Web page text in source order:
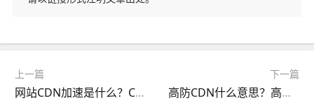
上一篇
网站CDN加速是什么？CDN加速起到什么作用？
下一篇
高防CDN什么意思？高防CDN什么情况下适用？